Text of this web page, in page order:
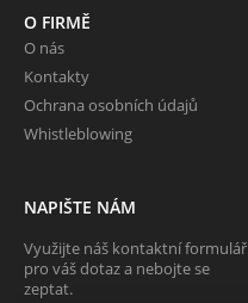
O FIRMĚ
O nás
Kontakty
Ochrana osobních údajů
Whistleblowing
NAPIŠTE NÁM
Využijte náš kontaktní formulář
pro váš dotaz a nebojte se
zeptat.